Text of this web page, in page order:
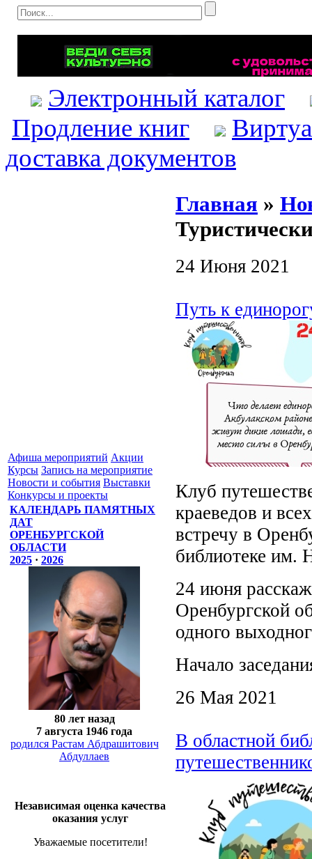
Электронный каталог
Продление книг
доставка документов
Афиша мероприятий Акции
Курсы Запись на мероприятие
Новости и события Выставки
Конкурсы и проекты
КАЛЕНДАРЬ ПАМЯТНЫХ
ДАТ
ОРЕНБУРГСКОЙ
ОБЛАСТИ
2025 · 2026
80 лет назад
7 августа 1946 года
родился Растам Абдрашитович
Абдуллаев
Независимая оценка качества
оказания услуг
Уважаемые посетители!
Главная »
24 Июня 2021
Путь к
Клуб
краеведов и
встречу в
библиотеке им.
24 июня
Оренбургской
одного
Начало
26 Мая 2021
В областной